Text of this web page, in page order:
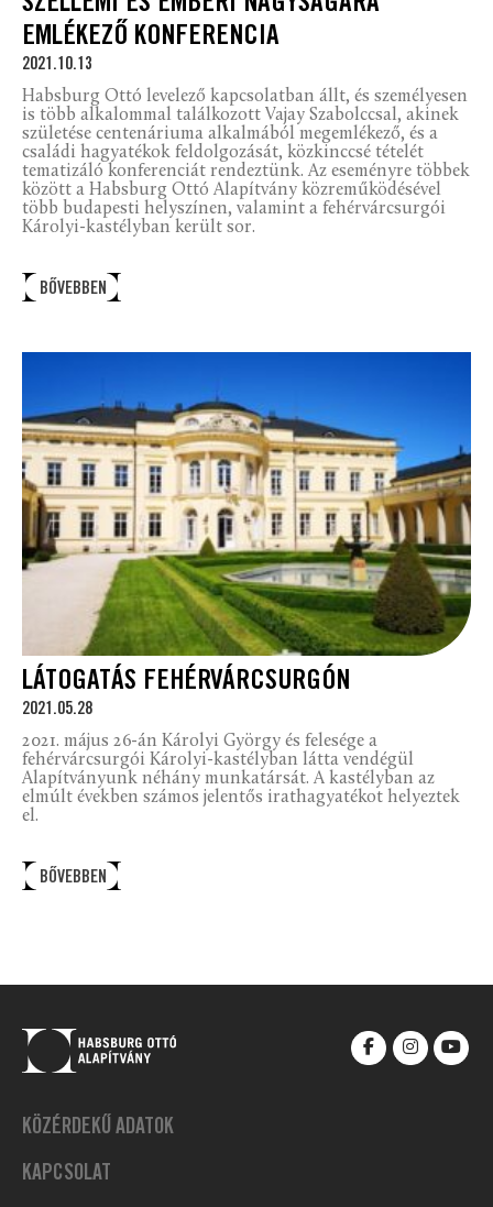
EMLÉKEZŐ KONFERENCIA
2021.10.13
Habsburg Ottó levelező kapcsolatban állt, és személyesen
is több alkalommal találkozott Vajay Szabolccsal, akinek
születése centenáriuma alkalmából megemlékező, és a
családi hagyatékok feldolgozását, közkinccsé tételét
tematizáló konferenciát rendeztünk. Az eseményre többek
között a Habsburg Ottó Alapítvány közreműködésével
több budapesti helyszínen, valamint a fehérvárcsurgói
Károlyi-kastélyban került sor.
BŐVEBBEN
LÁTOGATÁS FEHÉRVÁRCSURGÓN
2021.05.28
2021. május 26-án Károlyi György és felesége a
fehérvárcsurgói Károlyi-kastélyban látta vendégül
Alapítványunk néhány munkatársát. A kastélyban az
elmúlt években számos jelentős irathagyatékot helyeztek
el.
BŐVEBBEN
KÖZÉRDEKŰ ADATOK
KAPCSOLAT